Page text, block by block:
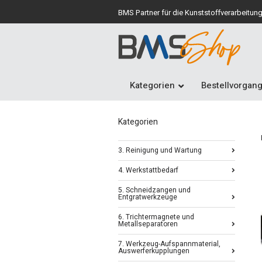
BMS Partner für die Kunststoffverarbeitung
Kategorien Bestellvorgang
Kategorien
3. Reinigung und Wartung
4. Werkstattbedarf
5. Schneidzangen und
Entgratwerkzeuge
6. Trichtermagnete und
Metallseparatoren
7. Werkzeug-Aufspannmaterial,
Auswerferkupplungen